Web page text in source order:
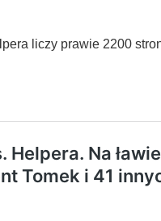
liczy prawie 2200